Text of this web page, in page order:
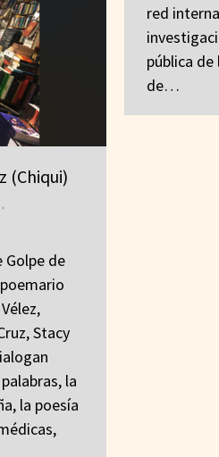
red
pública de
de…
(Chiqui)
Golpe de
Stacy
la
la poesía